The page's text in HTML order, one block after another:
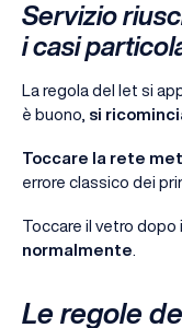
Servizio
i casi
La regola del let si
è buono, si
Toccare la rete
errore classico dei
Toccare il vetro dopo
normalmente
Le regole